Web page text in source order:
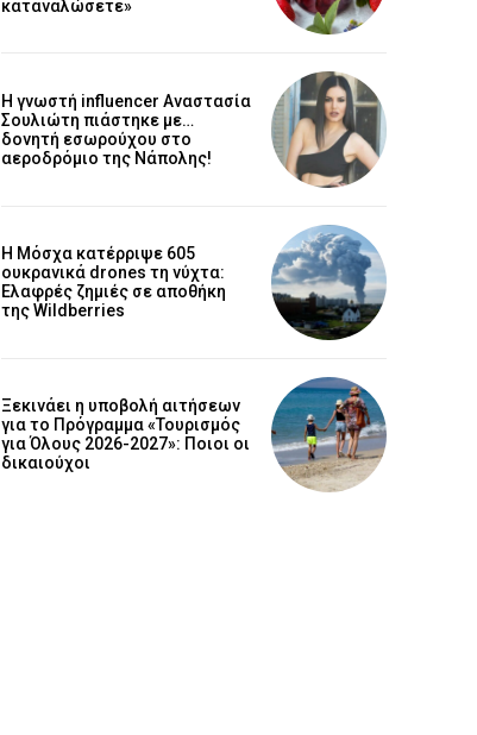
καταναλώσετε»
Η γνωστή influencer Αναστασία
Σουλιώτη πιάστηκε με…
δονητή εσωρούχου στο
αεροδρόμιο της Νάπολης!
Η Μόσχα κατέρριψε 605
ουκρανικά drones τη νύχτα:
Ελαφρές ζημιές σε αποθήκη
της Wildberries
Ξεκινάει η υποβολή αιτήσεων
για το Πρόγραμμα «Τουρισμός
για Όλους 2026-2027»: Ποιοι οι
δικαιούχοι